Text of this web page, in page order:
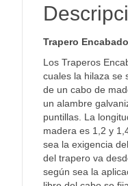
Trapero
Los Traperos
cuales la hilaza se
de un cabo de
un alambre
puntillas. La
madera es 1,2 y
sea la exigencia
del trapero va
según sea la